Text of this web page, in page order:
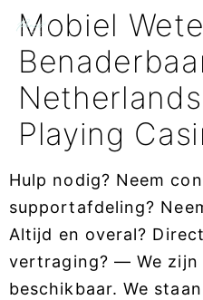
Mobiel
Playing
Hulp nodig? Neem
supportafdeling?
Altijd en overal?
vertraging? — We
beschikbaar. We